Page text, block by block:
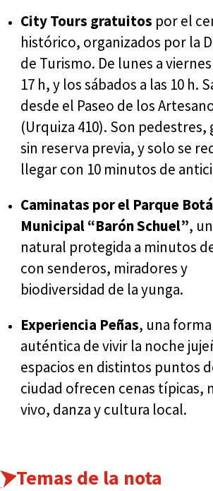
City Tours gratuitos por el
histórico, organizados por la
de Turismo. De lunes a viernes
17 h, y los sábados a las 10 h.
desde el Paseo de los
(Urquiza 410). Son
sin reserva previa, y solo se
llegar con 10 minutos de
Caminatas por el Parque
Municipal “Barón Schuel”,
natural protegida a minutos
con senderos, miradores y
biodiversidad de la yunga.
Experiencia Peñas, una forma
auténtica de vivir la noche
espacios en distintos puntos
ciudad ofrecen cenas típicas,
vivo, danza y cultura local.
Temas de la nota